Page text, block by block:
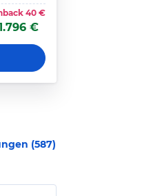
40 €
€
(587)